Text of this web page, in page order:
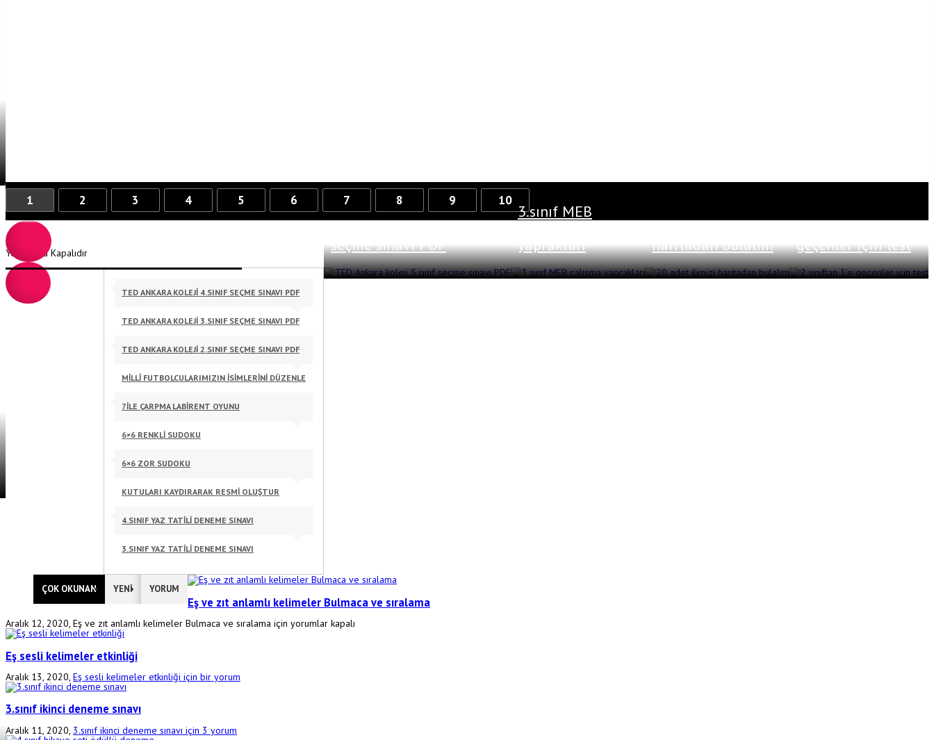
1 2 3 4 5 6 7 8 9 10
Yorumlara Kapalıdır
geçenler için test
haritadan bulalım
3.sınıf MEB
yaprakları
seçme sınavı PDF
TED ANKARA KOLEJI 4.SINIF SEÇME SINAVI PDF
TED ANKARA KOLEJI 3.SINIF SEÇME SINAVI PDF
TED ANKARA KOLEJI 2.SINIF SEÇME SINAVI PDF
MILLI FUTBOLCULARIMIZIN ISIMLERINI DÜZENLE
7ILE ÇARPMA LABIRENT OYUNU
6×6 RENKLI SUDOKU
6×6 ZOR SUDOKU
KUTULARI KAYDIRARAK RESMI OLUŞTUR
4.SINIF YAZ TATİLİ DENEME SINAVI
3.SINIF YAZ TATILI DENEME SINAVI
ÇOK OKUNAN YENİ YORUM
Eş ve zıt anlamlı kelimeler Bulmaca ve sıralama
Aralık 12, 2020, Eş ve zıt anlamlı kelimeler Bulmaca ve sıralama için yorumlar kapalı
Eş sesli kelimeler etkinliği
Aralık 13, 2020, Eş sesli kelimeler etkinliği için bir yorum
3.sınıf ikinci deneme sınavı
Aralık 11, 2020, 3.sınıf ikinci deneme sınavı için 3 yorum